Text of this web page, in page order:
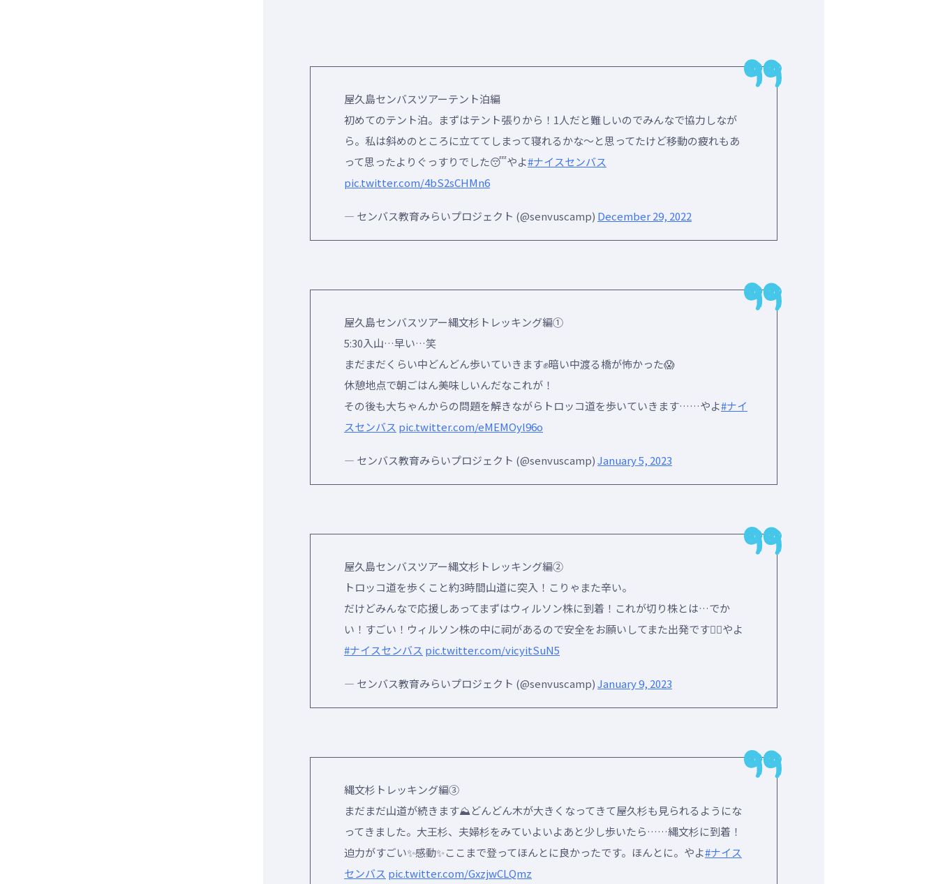
屋久島センバスツアーテント泊編
初めてのテント泊。まずはテント張りから！1人だと難しいのでみんなで協力しなが
ら。私は斜めのところに立ててしまって寝れるかな〜と思ってたけど移動の疲れもあ
って思ったよりぐっすりでした😴やよ#ナイスセンバス
pic.twitter.com/4bS2sCHMn6
— センバス教育みらいプロジェクト (@senvuscamp) December 29, 2022
屋久島センバスツアー縄文杉トレッキング編①
5:30入山…早い…笑
まだまだくらい中どんどん歩いていきます✊暗い中渡る橋が怖かった😱
休憩地点で朝ごはん美味しいんだなこれが！
その後も大ちゃんからの問題を解きながらトロッコ道を歩いていきます……やよ#ナイ
スセンバス pic.twitter.com/eMEMOyl96o
— センバス教育みらいプロジェクト (@senvuscamp)January 5, 2023
屋久島センバスツアー縄文杉トレッキング編②
トロッコ道を歩くこと約3時間山道に突入！こりゃまた辛い。
だけどみんなで応援しあってまずはウィルソン株に到着！これが切り株とは…でか
い！すごい！ウィルソン株の中に祠があるので安全をお願いしてまた出発です🚶‍♀️やよ
#ナイスセンバス pic.twitter.com/vicyitSuN5
— センバス教育みらいプロジェクト (@senvuscamp)January 9, 2023
縄文杉トレッキング編③
まだまだ山道が続きます⛰どんどん木が大きくなってきて屋久杉も見られるようにな
ってきました。大王杉、夫婦杉をみていよいよあと少し歩いたら……縄文杉に到着！
迫力がすごい✨感動✨ここまで登ってほんとに良かったです。ほんとに。やよ#ナイス
センバス pic.twitter.com/GxzjwCLQmz